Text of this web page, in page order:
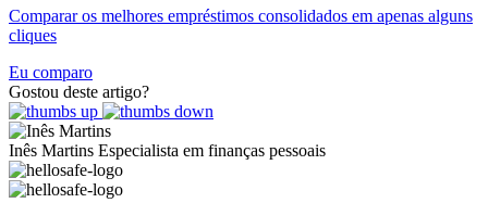
Comparar os melhores empréstimos consolidados em apenas alguns
cliques
Eu comparo
Gostou deste artigo?
Inês Martins Especialista em finanças pessoais